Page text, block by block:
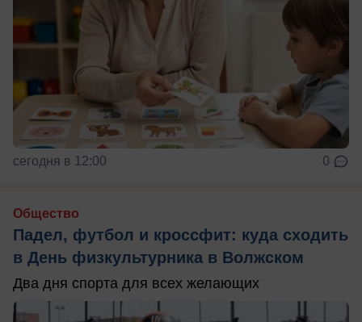
сегодня в 12:00 0
Общество
Падел, футбол и кроссфит: куда сходить
в День физкультурника в Волжском
Два дня спорта для всех желающих